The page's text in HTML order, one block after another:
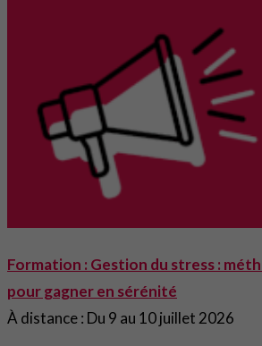
Formation : Gestion du stress :
pour gagner en sérénité
À distance : Du 9 au 10 juillet 2026